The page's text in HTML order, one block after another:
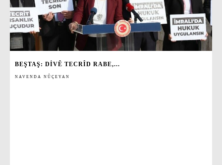
BEŞTAŞ: DIVÊ TECRÎD RABE,...
NAVENDA NÛÇEYAN